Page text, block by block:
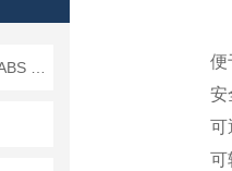
便
安
可
可